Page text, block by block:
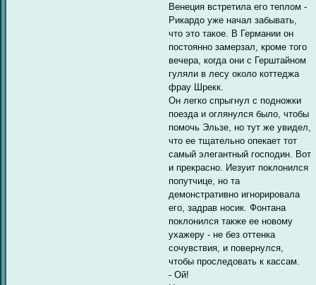
Венеция встретила его теплом -
Рикардо уже начал забывать,
что это такое. В Германии он
постоянно замерзал, кроме того
вечера, когда они с Герштайном
гуляли в лесу около коттеджа
фрау Шрекк.
Он легко спрыгнул с подножки
поезда и оглянулся было, чтобы
помочь Эльзе, но тут же увидел,
что ее тщательно опекает тот
самый элегантный господин. Вот
и прекрасно. Иезуит поклонился
попутчице, но та
демонстративно игнорировала
его, задрав носик. Фонтана
поклонился также ее новому
ухажеру - не без оттенка
сочувствия, и повернулся,
чтобы проследовать к кассам.
- Ой!